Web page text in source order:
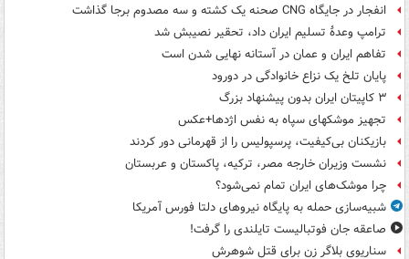
انفجار در جایگاه CNG صحنه یک کشته و سه مصدوم برجا گذاشت
ترامپ وعدۀ تسلیم ایران داد، تحقیر نصیبش شد
تفاهم ایران و عمان در آستانه نهایی شدن است
پایان تلخ یک نزاع خانوادگی در دورود
۳ کاپیتان ایران بدون پیشنهاد بزرگ
تجهیز موشکهای سپاه به نفس اژدها+عکس
بازیکنان بی‌کیفیت، پرسپولیس را از قهرمانی دور کردند
نشست وزیران خارجه مصر، ترکیه، پاکستان و عربستان
چرا موشک‌های ایران تمام نمی‌شود؟
شبیه‌سازی حمله به پایگاه نیروهای دلتا فورس آمریکا
صاعقه جان فوتبالیست تایلندی را گرفت!
سناریوی بلاگر زن برای قتل شوهرش